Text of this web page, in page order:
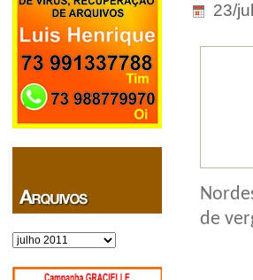
Arquivos
23/
de